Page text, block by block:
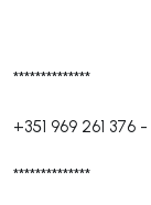
**************
+351 969 261 376 -
**************